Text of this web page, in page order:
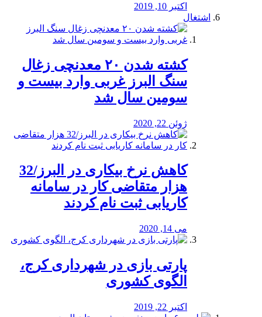
اکتبر 10, 2019
اشتغال
کشته شدن ۲۰ معدنچی زغال
سنگ البرز غربی وارد بیست و
سومین سال شد
ژوئن 22, 2020
کاهش نرخ بیکاری در البرز/32
هزار متقاضی کار در سامانه
کاریابی ثبت نام کردند
می 14, 2020
پارتی بازی در شهرداری کرج،
الگوی کشوری
اکتبر 22, 2019